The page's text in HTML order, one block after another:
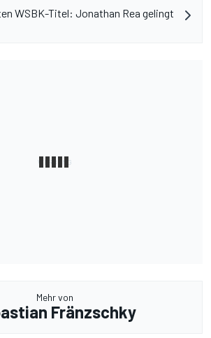
WSBK-Titel: Jonathan Rea gelingt
Mehr von
Fränzschky